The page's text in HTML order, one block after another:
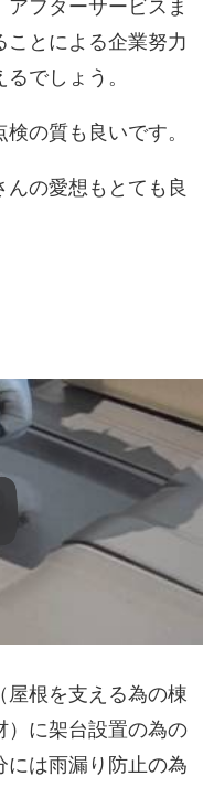
フターサービスま
ことによる企業努力
でしょう。
の質も良いです。
んの愛想もとても良
屋根を支える為の棟
）に架台設置の為の
には雨漏り防止の為